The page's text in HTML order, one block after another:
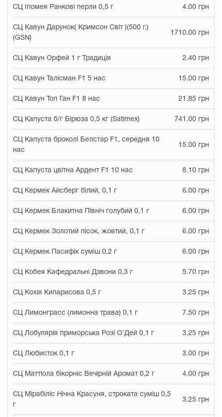
СЦ Іпомея Ранкові перли 0,5 г 4.00 грн
СЦ Кавун Дарунок( Кримсон Світ )(500 г.)
(GSN)
1710.00 грн
СЦ Кавун Орфей 1 г Традиція 2.40 грн
СЦ Кавун Талісман F1 5 нас 15.00 грн
СЦ Кавун Топ Ган F1 8 нас 21.85 грн
СЦ Капуста б/г Бірюза 0,5 кг (Satimex) 741.00 грн
СЦ Капуста броколі Белстар F1, середня 10
нас
15.00 грн
СЦ Капуста цвітна Ардент F1 10 нас 8.10 грн
СЦ Кермек Айсберг білий, 0,1 г 6.00 грн
СЦ Кермек Блакитна Північ голубий 0,1 г 6.00 грн
СЦ Кермек Золотий пісок, жовтий, 0,1 г 6.00 грн
СЦ Кермек Пасифік суміш 0,2 г 6.00 грн
СЦ Кобея Кафедральні Дзвони 0,3 г 5.70 грн
СЦ Кохія Кипарисова 0,5 г 3.25 грн
СЦ Лимонграсс (лимонна трава) 0,1 г 7.50 грн
СЦ Лобулярія приморська Розі О'Дей 0,1 г 3.25 грн
СЦ Любисток 0,1 г 3.00 грн
СЦ Маттіола бікорніс Вечірній Аромат 0,2 г 4.00 грн
СЦ Мірабіліс Нічна Красуня, строката суміш 0,5
г
3.25 грн